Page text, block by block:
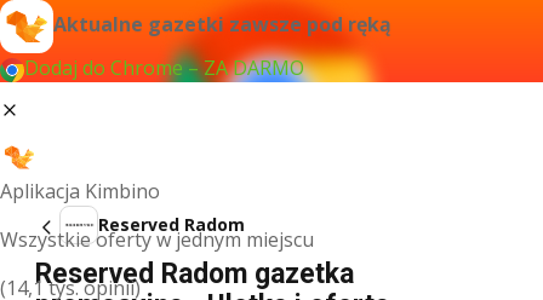
Aktualne gazetki zawsze pod ręką
Dodaj do Chrome – ZA DARMO
Aplikacja Kimbino
Wszystkie oferty w jednym miejscu
(14,1 tys. opinii)
Reserved Radom
Reserved Radom gazetka